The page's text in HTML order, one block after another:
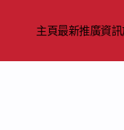
主頁最新推廣資訊